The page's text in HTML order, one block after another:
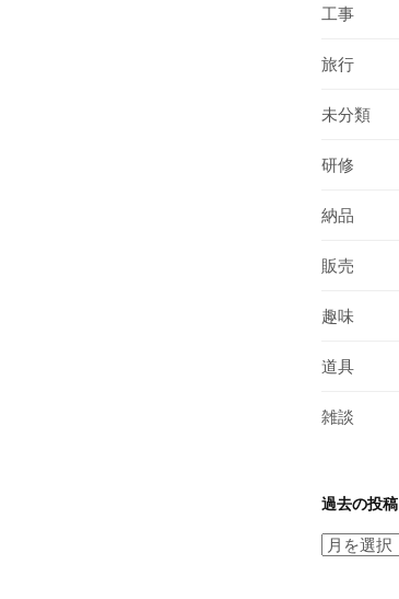
工事
旅行
未分類
研修
納品
販売
趣味
道具
雑談
過去の投稿
過